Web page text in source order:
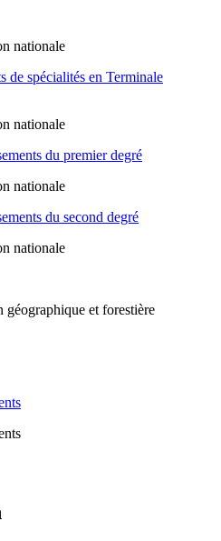
nationale
de spécialités en Terminale
nationale
du premier degré
nationale
du second degré
nationale
et forestière